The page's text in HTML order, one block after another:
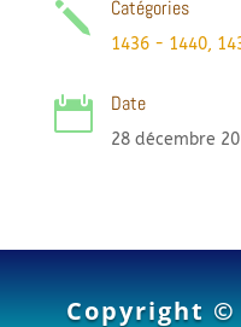
j Catégories
1436 - 1440,
 Date
28 décembre
Copyright